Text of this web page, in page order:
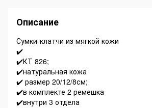
Описание
Сумки-клатчи из мягкой кожи
✔️
✔️КТ 826;
✔️натуральная кожа
✔️ размер 20/12/8см;
✔️в комплекте 2 ремешка
✔️внутри 3 отдела